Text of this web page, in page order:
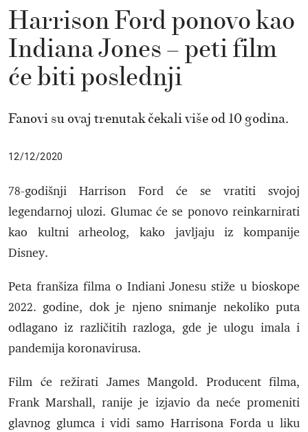
Harrison Ford ponovo kao
Indiana Jones – peti film
će biti poslednji
Fanovi su ovaj trenutak čekali više od 10 godina.
12/12/2020
78-godišnji Harrison Ford će se vratiti svojoj
legendarnoj ulozi. Glumac će se ponovo reinkarnirati
kao kultni arheolog, kako javljaju iz kompanije
Disney.
Peta franšiza filma o Indiani Jonesu stiže u bioskope
2022. godine, dok je njeno snimanje nekoliko puta
odlagano iz različitih razloga, gde je ulogu imala i
pandemija koronavirusa.
Film će režirati James Mangold. Producent filma,
Frank Marshall, ranije je izjavio da neće promeniti
glavnog glumca i vidi samo Harrisona Forda u liku